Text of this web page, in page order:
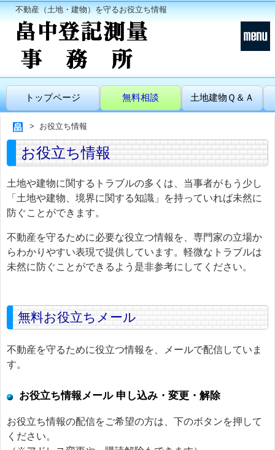
不動産（土地・建物）を守るお役立ち情報
トップページ 無料相談 土地建物Ｑ＆Ａ
お役立ち情報
お役立ち情報
土地や建物に関するトラブルの多くは、当事者がもう少し
「土地や建物、境界に関する知識」を持っていれば未然に
防ぐことができます。
不動産を守るために必要な役立つ情報を、専門家の立場か
らわかりやすい表現で提供しています。軽微なトラブルは
未然に防ぐことができるよう是非参考にしてください。
無料お役立ちメール
不動産を守るために役立つ情報を、メールで配信していま
す。
お役立ち情報メール 申し込み・変更・解除
お役立ち情報の配信をご希望の方は、下のボタンを押して
ください。